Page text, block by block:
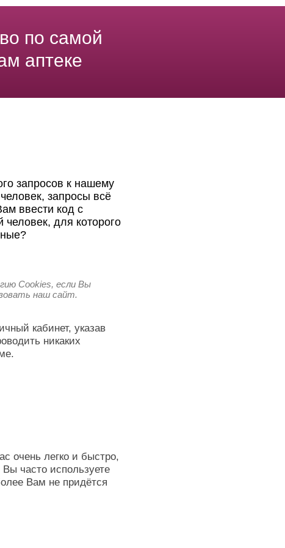
по самой
аптеке
запросов к нашему
запросы всё
ввести код с
для которого
Cookies, если Вы
наш сайт.
кабинет, указав
никаких
очень легко и быстро,
часто используете
Вам не придётся